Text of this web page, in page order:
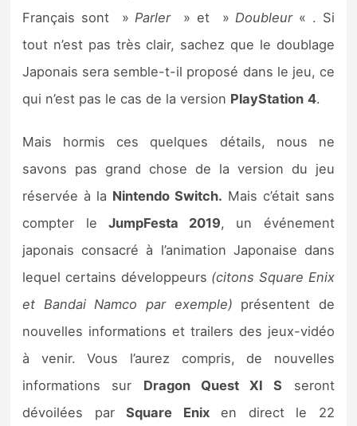
Bons plans
Guides
Français sont » Parler» et » Doubleur« . Si
tout n’est pas très clair, sachez que le doublage
Japonais sera semble-t-il proposé dans le jeu, ce
qui n’est pas le cas de la version PlayStation 4.
Mais hormis ces quelques détails, nous ne
savons pas grand chose de la version du jeu
réservée à la Nintendo Switch. Mais c’était sans
compter le JumpFesta 2019, un événement
japonais consacré à l’animation Japonaise dans
lequel certains développeurs (citons Square Enix
et Bandai Namco par exemple) présentent de
nouvelles informations et trailers des jeux-vidéo
à venir. Vous l’aurez compris, de nouvelles
informations sur Dragon Quest XI S seront
dévoilées parSquare Enixen direct le 22